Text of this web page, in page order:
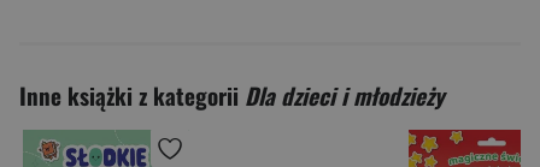
Inne książki z kategorii Dla dzieci i młodzieży